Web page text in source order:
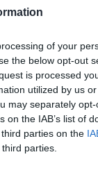
of your
the below opt-out
is processed
utilized by us
may separately
the IAB’s list of
parties on the
parties.
di oggi.